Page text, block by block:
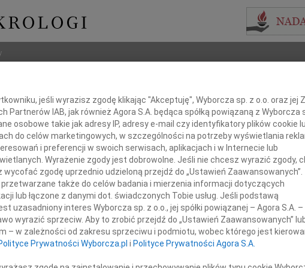
2010 roku
lotniczej
zginął
Imię i nazwisko lub numer
+ szukanie
INNE NEKROLOGI
Asia Kułakowska 07.08.2026
Asia Kułakowska 8 czerwca
Małgorzata Kościelska
Z żalem żegnam prof.
Janusz Goetze
07.08.2026
Janusz Goetze adwokat 9 lat
Wacława Stec-Myśliwska
W dniu 4 sierpnia 2026 roku
jeśli wyrazisz zgodę klikając "Akceptuję", Wyborcza sp. z o.o. oraz jej
Partnerów IAB, jak również Agora S.A. będąca spółką powiązaną z Wyborcza
osobowe takie jak adresy IP, adresy e-mail czy identyfikatory plików cookie
do celów marketingowych, w szczególności na potrzeby wyświetlania
i preferencji w swoich serwisach, aplikacjach i w Internecie lub
Wyrażenie zgody jest dobrowolne. Jeśli nie chcesz wyrazić zgody,
zgodę uprzednio udzieloną przejdź do „Ustawień Zaawansowanych”.
także do celów badania i mierzenia informacji dotyczących
lub łączone z danymi dot. świadczonych Tobie usług. Jeśli podstawą
uzasadniony interes Wyborcza sp. z o.o., jej spółki powiązanej – Agora S.A. –
wyrazić sprzeciw. Aby to zrobić przejdź do „Ustawień Zaawansowanych”
– w zależności od zakresu sprzeciwu i podmiotu, wobec którego jest
Prywatności Wyborcza.pl i Polityce Prywatności Agora S.A.